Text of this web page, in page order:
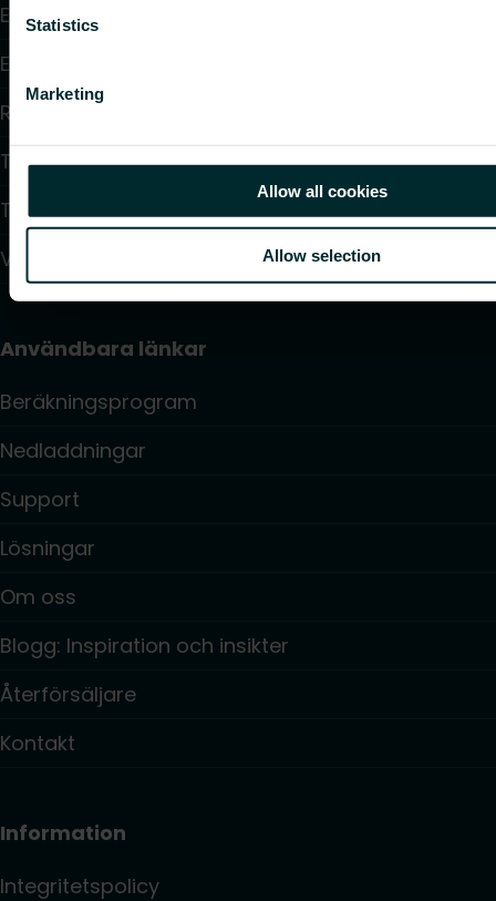
Statistics
Marketing
Allow all cookies
Allow selection
Elektrisk uppvärmning
Elektronisk styrning
Reglering
Tappvattensystem
Takvärmesystem
Värmepumpar
Användbara länkar
Beräkningsprogram
Nedladdningar
Support
Lösningar
Om oss
Blogg: Inspiration och insikter
Återförsäljare
Kontakt
Information
Integritetspolicy